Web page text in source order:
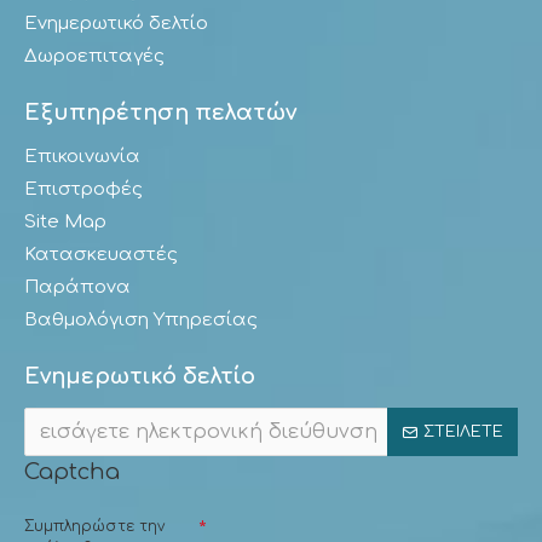
Ενημερωτικό δελτίο
Δωροεπιταγές
Εξυπηρέτηση πελατών
Επικοινωνία
Επιστροφές
Site Map
Κατασκευαστές
Παράπονα
Βαθμολόγιση Υπηρεσίας
Ενημερωτικό δελτίο
ΣΤΕΊΛΕΤΕ
Captcha
Συμπληρώστε την